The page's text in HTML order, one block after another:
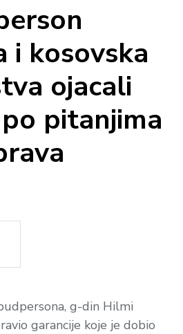
i kosovska
ojacali
pitanjima
g-din Hilmi
garancije koje je dobio